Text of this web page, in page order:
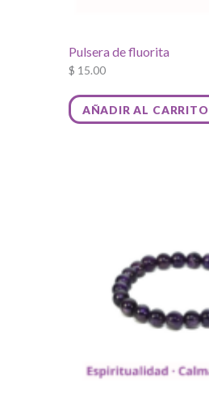
Pulsera de fluorita
$ 15.00
AÑADIR AL CARRITO